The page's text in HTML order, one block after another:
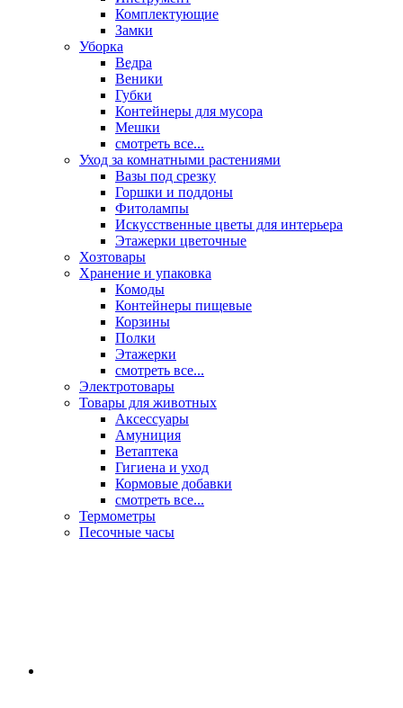
Комплектующие
Замки
Уборка
Ведра
Веники
Губки
Контейнеры для мусора
Мешки
смотреть все...
Уход за комнатными растениями
Вазы под срезку
Горшки и поддоны
Фитолампы
Искусственные цветы для интерьера
Этажерки цветочные
Хозтовары
Хранение и упаковка
Комоды
Контейнеры пищевые
Корзины
Полки
Этажерки
смотреть все...
Электротовары
Товары для животных
Аксессуары
Амуниция
Ветаптека
Гигиена и уход
Кормовые добавки
смотреть все...
Термометры
Песочные часы